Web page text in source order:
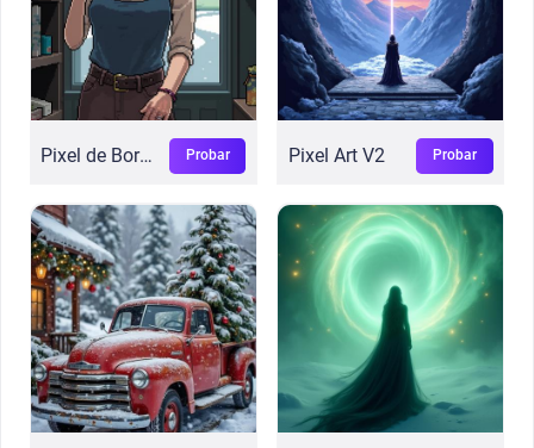
Pixel de Bordes Duros Probar Pixel Art V2 Probar